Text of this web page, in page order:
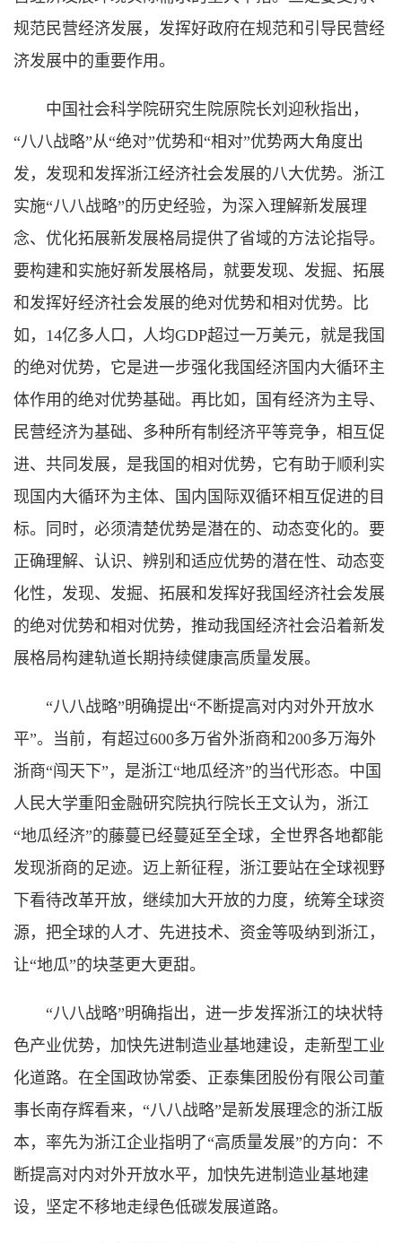
规范民营经济发展，发挥好政府在规范和引导民营经
济发展中的重要作用。
中国社会科学院研究生院原院长刘迎秋指出，
“八八战略”从“绝对”优势和“相对”优势两大角度出
发，发现和发挥浙江经济社会发展的八大优势。浙江
实施“八八战略”的历史经验，为深入理解新发展理
念、优化拓展新发展格局提供了省域的方法论指导。
要构建和实施好新发展格局，就要发现、发掘、拓展
和发挥好经济社会发展的绝对优势和相对优势。比
如，14亿多人口，人均GDP超过一万美元，就是我国
的绝对优势，它是进一步强化我国经济国内大循环主
体作用的绝对优势基础。再比如，国有经济为主导、
民营经济为基础、多种所有制经济平等竞争，相互促
进、共同发展，是我国的相对优势，它有助于顺利实
现国内大循环为主体、国内国际双循环相互促进的目
标。同时，必须清楚优势是潜在的、动态变化的。要
正确理解、认识、辨别和适应优势的潜在性、动态变
化性，发现、发掘、拓展和发挥好我国经济社会发展
的绝对优势和相对优势，推动我国经济社会沿着新发
展格局构建轨道长期持续健康高质量发展。
“八八战略”明确提出“不断提高对内对外开放水
平”。当前，有超过600多万省外浙商和200多万海外
浙商“闯天下”，是浙江“地瓜经济”的当代形态。中国
人民大学重阳金融研究院执行院长王文认为，浙江
“地瓜经济”的藤蔓已经蔓延至全球，全世界各地都能
发现浙商的足迹。迈上新征程，浙江要站在全球视野
下看待改革开放，继续加大开放的力度，统筹全球资
源，把全球的人才、先进技术、资金等吸纳到浙江，
让“地瓜”的块茎更大更甜。
“八八战略”明确指出，进一步发挥浙江的块状特
色产业优势，加快先进制造业基地建设，走新型工业
化道路。在全国政协常委、正泰集团股份有限公司董
事长南存辉看来，“八八战略”是新发展理念的浙江版
本，率先为浙江企业指明了“高质量发展”的方向：不
断提高对内对外开放水平，加快先进制造业基地建
设，坚定不移地走绿色低碳发展道路。